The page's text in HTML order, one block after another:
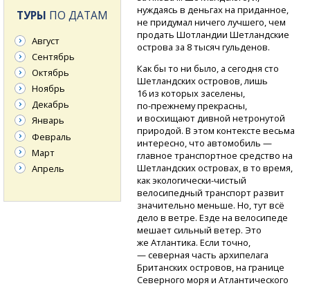
нуждаясь в деньгах на приданное,
не придумал ничего лучшего, чем
продать Шотландии Шетландские
острова за 8 тысяч гульденов.
Как бы то ни было, а сегодня сто
Шетландских островов, лишь
16 из которых заселены,
по-прежнемупрекрасны,
и восхищают дивной нетронутой
природой. В этом контексте весьма
интересно, что автомобиль —
главное транспортное средство на
Шетландских островах, в то время,
какэкологически-чистый
велосипедный транспорт развит
значительно меньше. Но, тут всё
дело в ветре. Езде на велосипеде
мешает сильный ветер. Это
же Атлантика. Если точно,
— северная часть архипелага
Британских островов, на границе
Северного моря и Атлантического
ТУРЫ ПО ДАТАМ
Август
Сентябрь
Октябрь
Ноябрь
Декабрь
Январь
Февраль
Март
Апрель